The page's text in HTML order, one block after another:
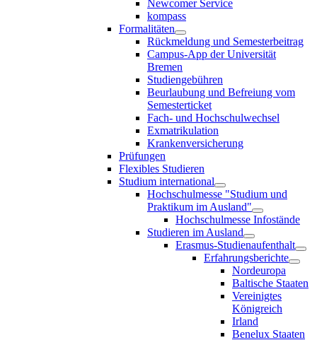
Newcomer Service
kompass
Formalitäten
Rückmeldung und Semesterbeitrag
Campus-App der Universität
Bremen
Studiengebühren
Beurlaubung und Befreiung vom
Semesterticket
Fach- und Hochschulwechsel
Exmatrikulation
Krankenversicherung
Prüfungen
Flexibles Studieren
Studium international
Hochschulmesse "Studium und
Praktikum im Ausland"
Hochschulmesse Infostände
Studieren im Ausland
Erasmus-Studienaufenthalt
Erfahrungsberichte
Nordeuropa
Baltische Staaten
Vereinigtes
Königreich
Irland
Benelux Staaten